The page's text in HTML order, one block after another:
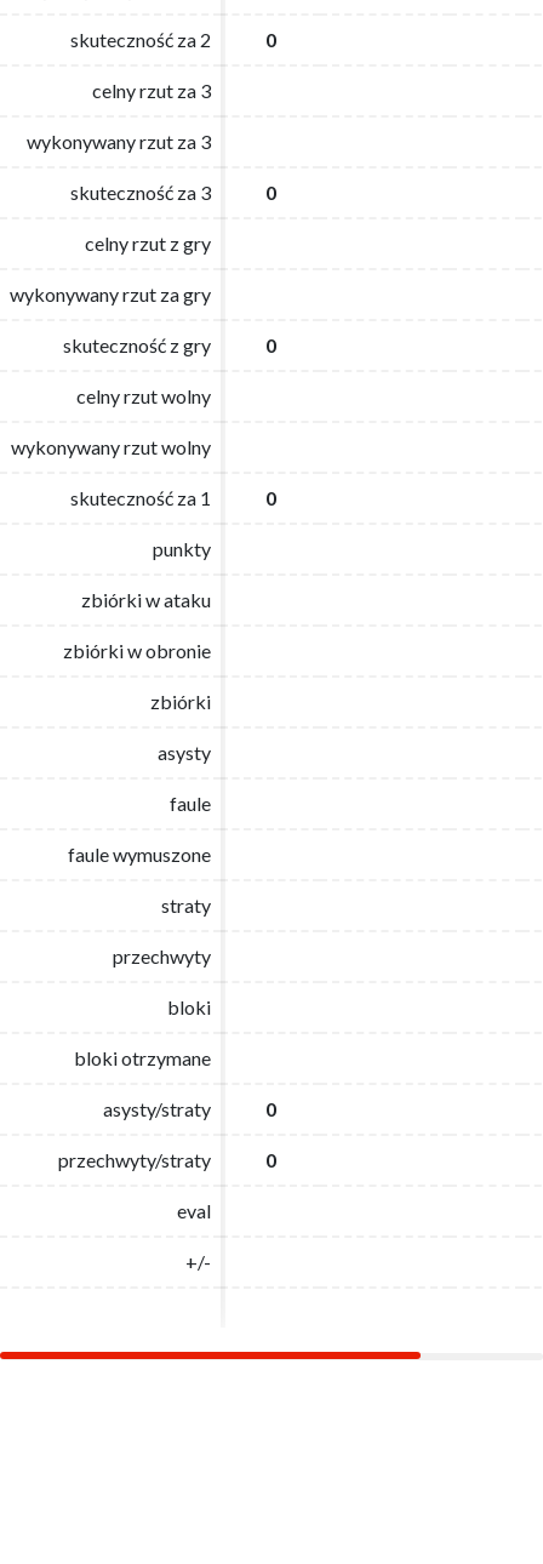
skuteczność za 2 0
celny rzut za 3
wykonywany rzut za 3
skuteczność za 3 0
celny rzut z gry
wykonywany rzut za gry
skuteczność z gry 0
celny rzut wolny
wykonywany rzut wolny
skuteczność za 1 0
punkty
zbiórki w ataku
zbiórki w obronie
zbiórki
asysty
faule
faule wymuszone
straty
przechwyty
bloki
bloki otrzymane
asysty/straty 0
przechwyty/straty 0
eval
+/-
skuteczność za 2 0
celny rzut za 3
wykonywany rzut za 3
skuteczność za 3 0
celny rzut z gry
wykonywany rzut za gry
skuteczność z gry 0
celny rzut wolny
wykonywany rzut wolny
skuteczność za 1 0
punkty
zbiórki w ataku
zbiórki w obronie
zbiórki
asysty
faule
faule wymuszone
straty
przechwyty
bloki
bloki otrzymane
asysty/straty 0
przechwyty/straty 0
eval
+/-